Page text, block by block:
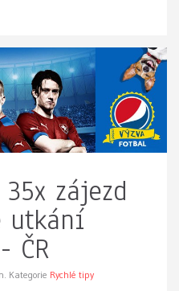
zájezd
utkání
ČR
Kategorie Rychlé tipy